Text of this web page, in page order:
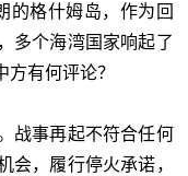
的格什姆岛，作为回
多个海湾国家响起了
有何评论？
战事再起不符合任何
会，履行停火承诺，